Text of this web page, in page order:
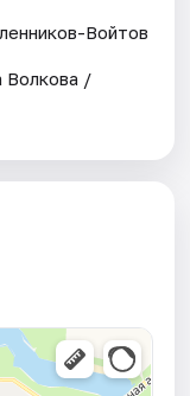
Войтов
Волкова /